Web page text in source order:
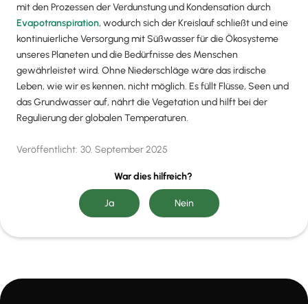
mit den Prozessen der Verdunstung und Kondensation durch
Evapotranspiration, wodurch sich der Kreislauf schließt und eine
kontinuierliche Versorgung mit Süßwasser für die Ökosysteme
unseres Planeten und die Bedürfnisse des Menschen
gewährleistet wird. Ohne Niederschläge wäre das irdische
Leben, wie wir es kennen, nicht möglich. Es füllt Flüsse, Seen und
das Grundwasser auf, nährt die Vegetation und hilft bei der
Regulierung der globalen Temperaturen.
Veröffentlicht: 30. September 2025
War dies hilfreich?